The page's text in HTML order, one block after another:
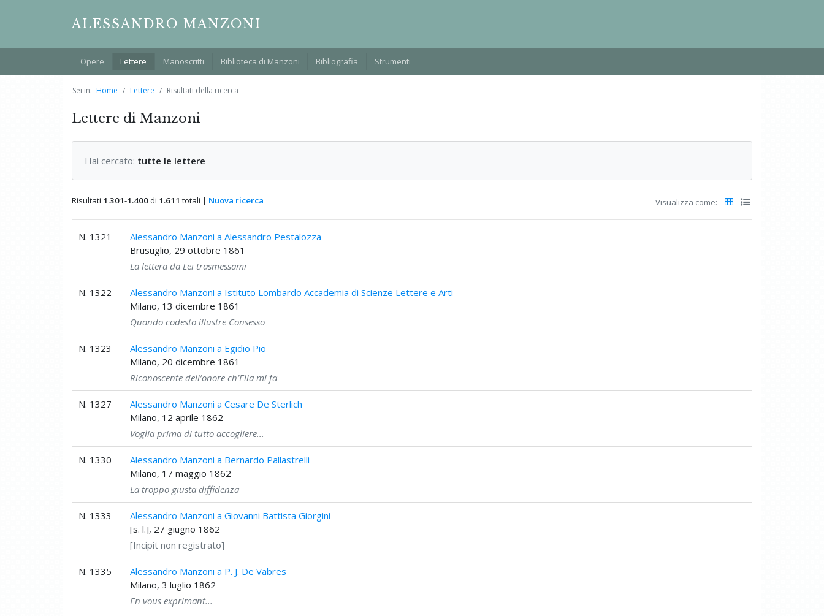
ALESSANDRO MANZONI
Opere Lettere Manoscritti Biblioteca di Manzoni Bibliografia Strumenti
Sei in: Home Lettere Risultati della ricerca
Lettere di Manzoni
Hai cercato: tutte le lettere
Risultati 1.301-1.400di 1.611 totali | Nuova ricerca Visualizza come:
N. 1321
Alessandro Manzoni a Alessandro Pestalozza
Brusuglio, 29 ottobre 1861
La lettera da Lei trasmessami
N. 1322
Alessandro Manzoni a Istituto Lombardo Accademia di Scienze Lettere e Arti
Milano, 13 dicembre 1861
Quando codesto illustre Consesso
N. 1323
Alessandro Manzoni a Egidio Pio
Milano, 20 dicembre 1861
Riconoscente dell’onore ch’Ella mi fa
N. 1327
Alessandro Manzoni a Cesare De Sterlich
Milano, 12 aprile 1862
Voglia prima di tutto accogliere...
N. 1330
Alessandro Manzoni a Bernardo Pallastrelli
Milano, 17 maggio 1862
La troppo giusta diffidenza
N. 1333
Alessandro Manzoni a Giovanni Battista Giorgini
[s. l.], 27 giugno 1862
[Incipit non registrato]
N. 1335
Alessandro Manzoni a P. J. De Vabres
Milano, 3 luglio 1862
En vous exprimant...